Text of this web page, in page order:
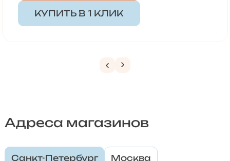
КУПИТЬ В 1 КЛИК
Адреса магазинов
Санкт-Петербург Москва